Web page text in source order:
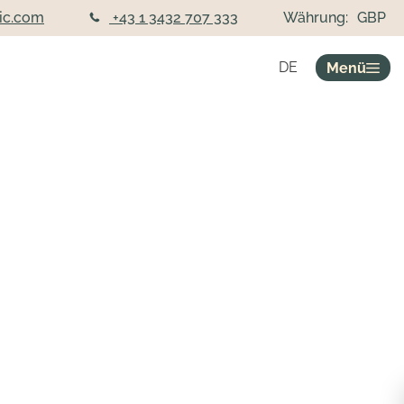
+43 1 3432 707 333 Währung: GBP
DE Menü